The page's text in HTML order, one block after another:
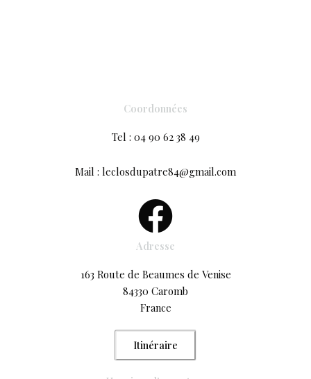
Coordonnées
Tel : 04 90 62 38 49
Mail : leclosdupatre84@gmail.com
Adresse
163 Route de Beaumes de Venise
84330 Caromb
France
Itinéraire